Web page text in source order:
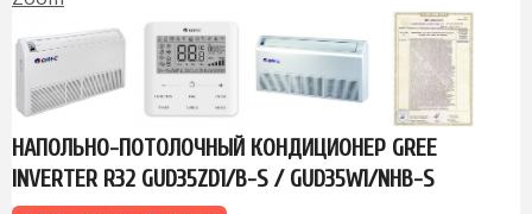
НАПОЛЬНО-ПОТОЛОЧНЫЙ КОНДИЦИОНЕР GREE
INVERTER R32 GUD35ZD1/B-S / GUD35W1/NHB-S